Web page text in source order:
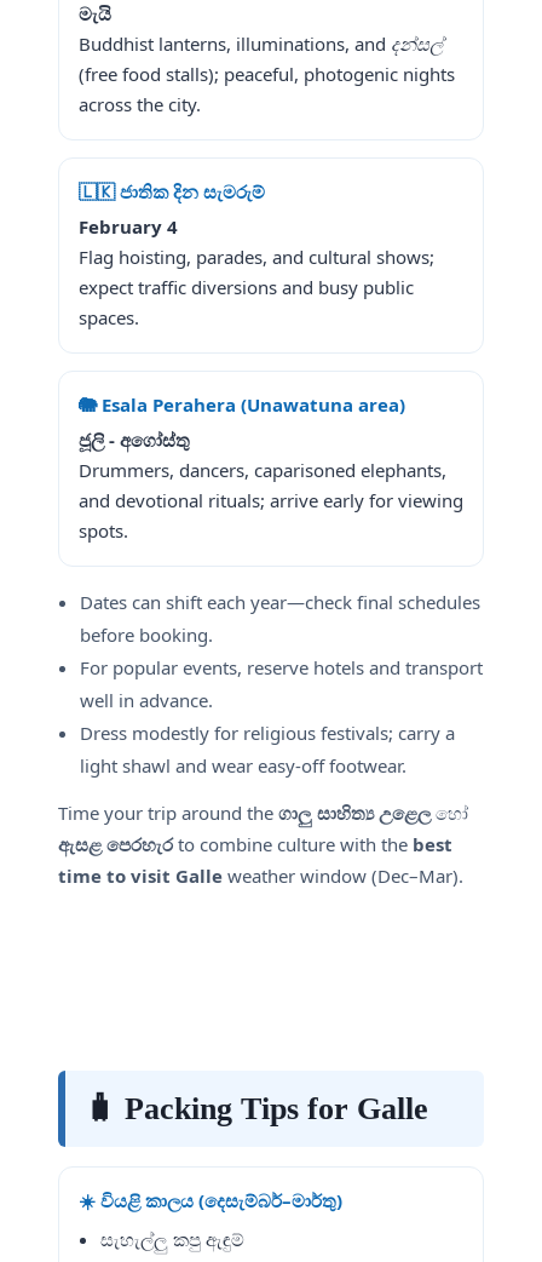
මැයි
Buddhist lanterns, illuminations, and දන්සල්
(free food stalls); peaceful, photogenic nights
across the city.
🇱🇰 ජාතික දින සැමරුම්
February 4
Flag hoisting, parades, and cultural shows;
expect traffic diversions and busy public
spaces.
🐘 Esala Perahera (Unawatuna area)
ජූලි - අගෝස්තු
Drummers, dancers, caparisoned elephants,
and devotional rituals; arrive early for viewing
spots.
Dates can shift each year—check final schedules
before booking.
For popular events, reserve hotels and transport
well in advance.
Dress modestly for religious festivals; carry a
light shawl and wear easy-off footwear.
Time your trip around the ගාලු සාහිත්‍ය උළෙලහෝ
ඇසළ පෙරහැරto combine culture with the best
time to visit Galle weather window (Dec–Mar).
🧳 Packing Tips for Galle
☀️ වියළි කාලය (දෙසැම්බර්–මාර්තු)
සැහැල්ලු කපු ඇඳුම්